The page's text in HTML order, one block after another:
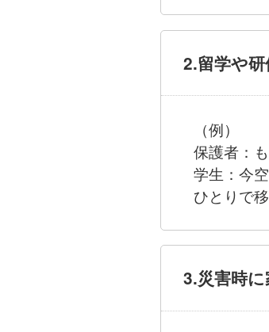
2.留学や
（例）
保護者：
学生：今
ひとりで
3.災害時